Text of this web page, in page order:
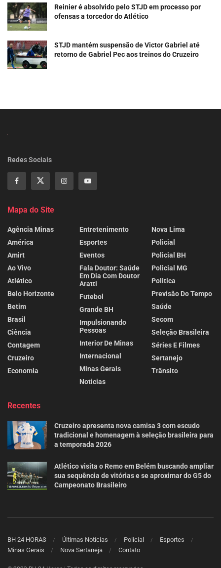
Reinier é absolvido pelo STJD em processo por
ofensas a torcedor do Atlético
STJD mantém suspensão de Victor Gabriel até
retorno de Gabriel Pec aos treinos do Cruzeiro
Redes Sociais
Mapa do Site
Agência Minas
América
Amirt
Ao Vivo
Atlético
Belo Horizonte
Betim
Brasil
Ciência
Contagem
Cruzeiro
Economia
Entretenimento
Esportes
Eventos
Fala Doutor: Saúde
Em Dia Com Doutor
Aratti
Futebol
Grande BH
Impulsionando
Pessoas
Interior De Minas
Internacional
Minas Gerais
Noticias
Nova Lima
Policial
Policial BH
Policial MG
Politica
Previsão Do Tempo
Saúde
Secom
Seleção Brasileira
Séries E Filmes
Sertanejo
Trânsito
Recentes
Cruzeiro apresenta nova camisa 3 com escudo
tradicional e homenagem à seleção brasileira para
a temporada 2026
Atlético visita o Remo em Belém buscando ampliar
sua sequência de vitórias e se aproximar do G5 do
Campeonato Brasileiro
BH 24 HORAS Últimas Notícias Policial
Esportes
Minas Gerais
Nova Sertaneja Contato